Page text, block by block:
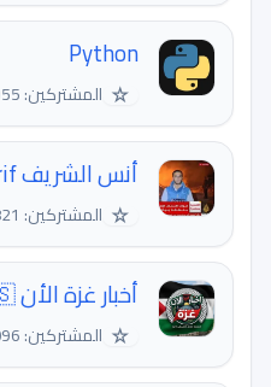
Python
☆ المشتركين: 112,955
أنس الشريف Anas Al-Sharif
☆ المشتركين: 133,821
أخبار غزة الأن 🇵🇸
☆ المشتركين: 165,096